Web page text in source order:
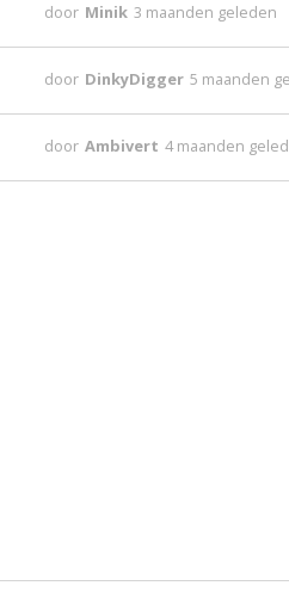
door Minik 3 maanden geleden
door DinkyDigger 5 maanden
door Ambivert 4 maanden